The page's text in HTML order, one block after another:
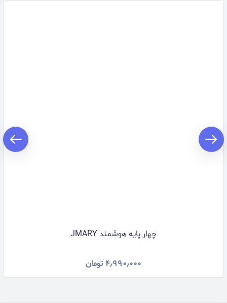
چهار پایه هوشمند JMARY
۴٫۹۹۰٫۰۰۰ تومان